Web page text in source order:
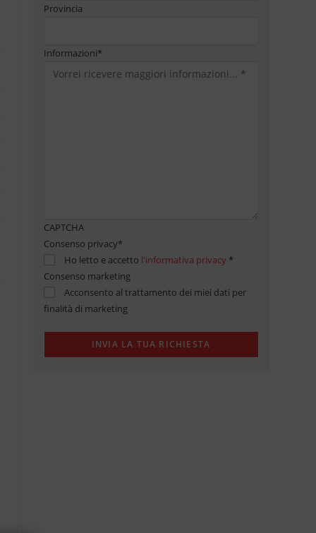
Provincia
Informazioni*
CAPTCHA
Consenso privacy*
Ho letto e accetto l'informativa privacy *
Consenso marketing
Acconsento al trattamento dei miei dati per
finalità di marketing